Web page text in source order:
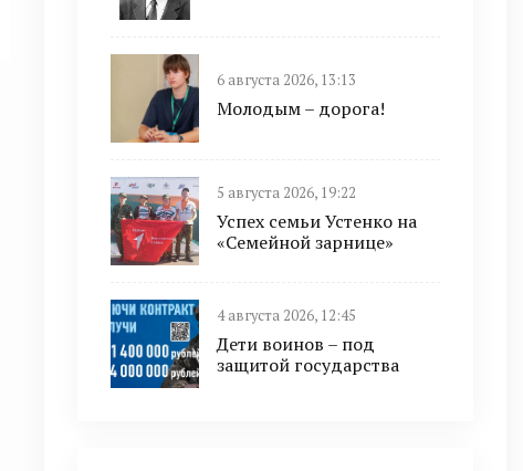
6 августа 2026, 13:13
Молодым – дорога!
5 августа 2026, 19:22
Успех семьи Устенко на
«Семейной зарнице»
4 августа 2026, 12:45
Дети воинов – под
защитой государства